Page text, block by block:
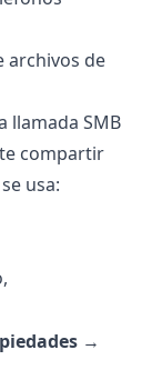
archivos de
llamada SMB
compartir
usa:
→